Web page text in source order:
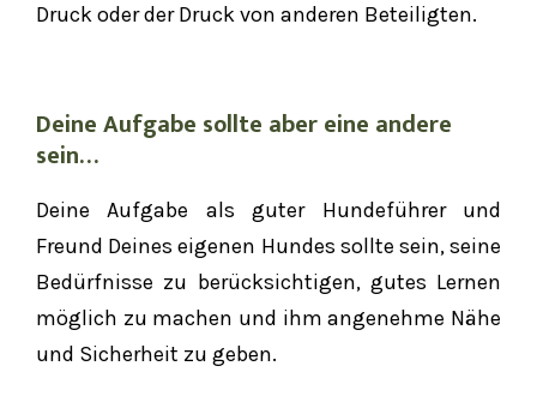
Druck oder der Druck von anderen Beteiligten.
Deine Aufgabe sollte aber eine andere
sein…
Deine Aufgabe als guter Hundeführer und
Freund Deines eigenen Hundes sollte sein, seine
Bedürfnisse zu berücksichtigen, gutes Lernen
möglich zu machen und ihm angenehme Nähe
und Sicherheit zu geben.